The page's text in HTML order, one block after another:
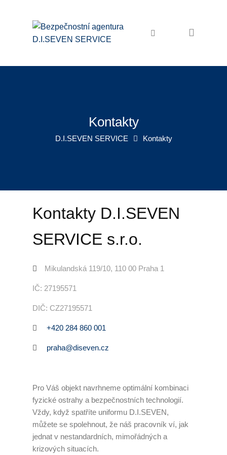
Bezpečnostní služby
Úklid firem
Úklid kanceláří
Generální úklid
Velkoplošný denní úklid
PCO – Pult centrální ochrany
Náhradní plnění 2025
Kalkulátor náhradního plnění
Zneužívání náhradního plnění
Kontakty
D.I.SEVEN SERVICE Kontakty
Kontakty D.I.SEVEN
SERVICE s.r.o.
Mikulandská 119/10, 110 00 Praha 1
IČ: 27195571
DIČ: CZ27195571
+420 284 860 001
praha@diseven.cz
Pro Váš objekt navrhneme optimální kombinaci
fyzické ostrahy a bezpečnostních technologií.
Vždy, když spatříte uniformu D.I.SEVEN,
můžete se spolehnout, že náš pracovník ví, jak
jednat v nestandardních, mimořádných a
krizových situacích.